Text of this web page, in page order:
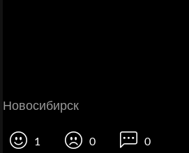
Новосибирск
1 0 0